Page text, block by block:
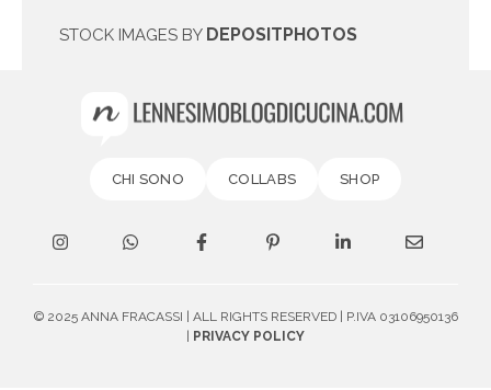
STOCK IMAGES BY DEPOSITPHOTOS
CHI SONO COLLABS SHOP
© 2025 ANNA FRACASSI | ALL RIGHTS RESERVED | P.IVA 03106950136
PRIVACY POLICY